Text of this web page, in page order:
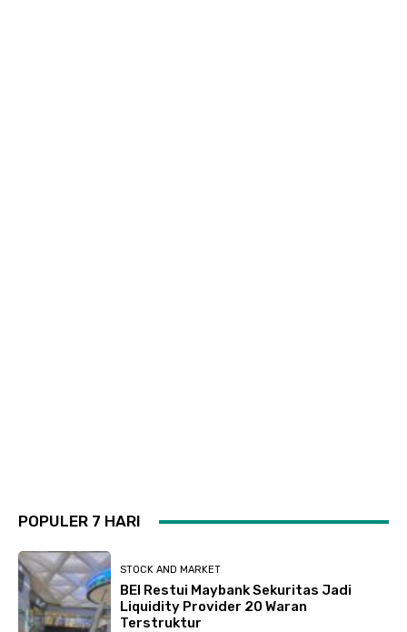
POPULER 7 HARI
STOCK AND MARKET
BEI Restui Maybank Sekuritas Jadi
Liquidity Provider 20 Waran
Terstruktur